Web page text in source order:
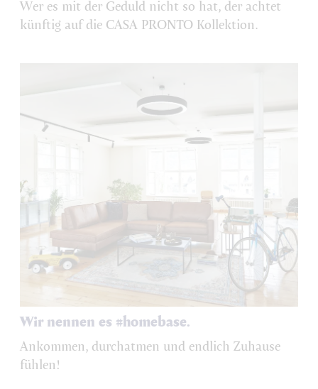
Wer es mit der Geduld nicht so hat, der achtet
künftig auf die CASA PRONTO Kollektion.
Wir nennen es #homebase.
Ankommen, durchatmen und endlich Zuhause
fühlen!